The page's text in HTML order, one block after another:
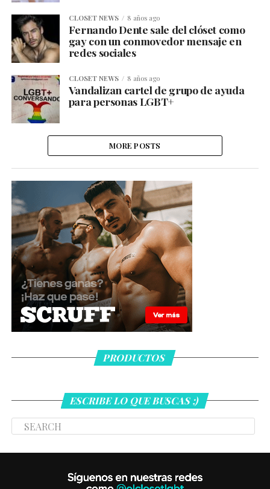
CLOSET NEWS 8 años ago
Fernando Dente sale del clóset como
gay con un conmovedor mensaje en
redes sociales
CLOSET NEWS 8 años ago
Vandalizan cartel de grupo de ayuda
para personas LGBT+
MORE POSTS
PRODUCTOS
ESCRIBE LO QUE BUSCAS ;)